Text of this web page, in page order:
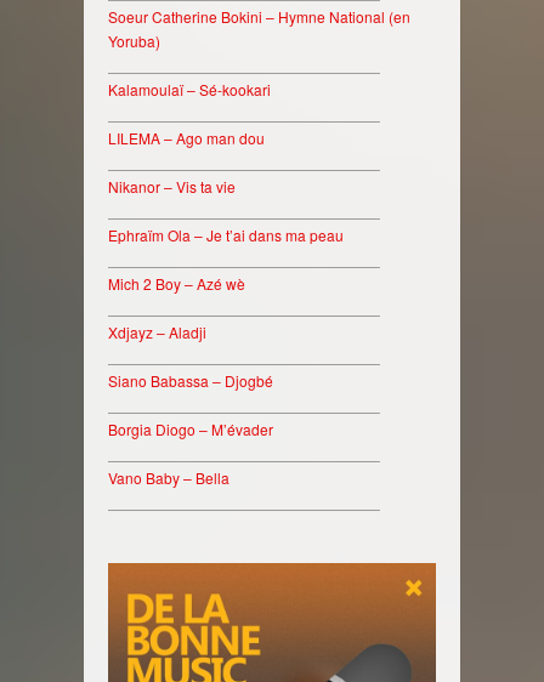
Soeur Catherine Bokini – Hymne National (en
Yoruba)
Kalamoulaï – Sé-kookari
LILEMA – Ago man dou
Nikanor – Vis ta vie
Ephraïm Ola – Je t’ai dans ma peau
Mich 2 Boy – Azé wè
Xdjayz – Aladji
Siano Babassa – Djogbé
Borgia Diogo – M’évader
Vano Baby – Bella